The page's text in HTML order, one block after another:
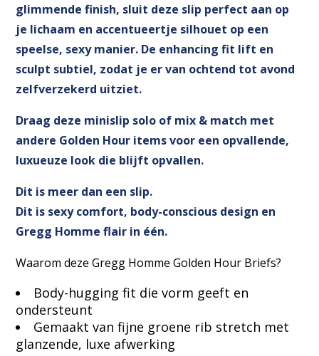
glimmende finish, sluit deze slip perfect aan op
je lichaam en accentueertje silhouet op een
speelse, sexy manier. De enhancing fit lift en
sculpt subtiel, zodat je er van ochtend tot avond
zelfverzekerd uitziet.
Draag deze minislip solo of mix & match met
andere Golden Hour items voor een opvallende,
luxueuze look die blijft opvallen.
Dit is meer dan een slip.
Dit is sexy comfort, body-conscious design en
Gregg Homme flair in één.
Waarom deze Gregg Homme Golden Hour Briefs?
Body-hugging fit die vorm geeft en
ondersteunt
Gemaakt van fijne groene rib stretch met
glanzende, luxe afwerking